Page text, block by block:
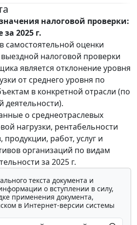
налоговой проверки:
2025 г.
самостоятельной оценки
налоговой проверки
является отклонение уровня
от среднего уровня по
в конкретной отрасли (по
деятельности).
о среднеотраслевых
нагрузки, рентабельности
работ, услуг и
организаций по видам
за 2025 г.
текста документа и
о вступлении в силу,
применения документа,
в Интернет-версии системы